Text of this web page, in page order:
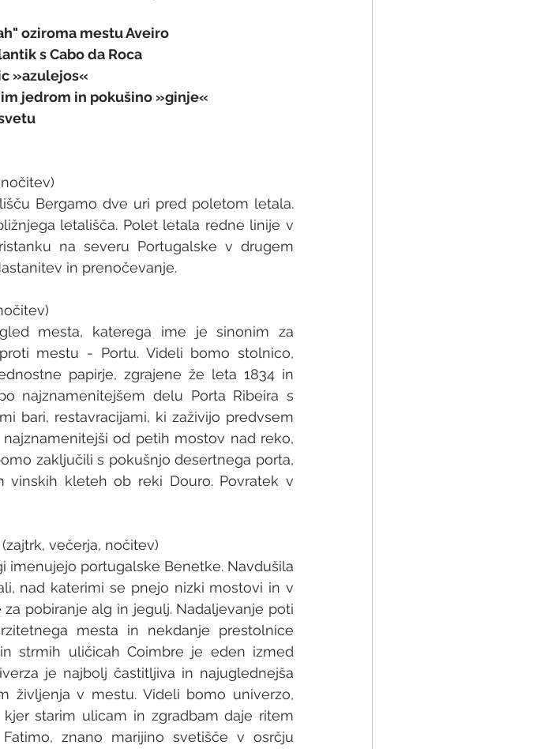
oziroma mestu Aveiro
s Cabo da Roca
»azulejos«
jedrom in pokušino »ginje«
Bergamo dve uri pred poletom letala.
letališča. Polet letala redne linije v
na severu Portugalske v drugem
in prenočevanje.
mesta, katerega ime je sinonim za
mestu - Portu. Videli bomo stolnico,
papirje, zgrajene že leta 1834 in
najznamenitejšem delu Porta Ribeira s
bari, restavracijami, ki zaživijo predvsem
od petih mostov nad reko,
zaključili s pokušnjo desertnega porta,
vinskih kleteh ob reki Douro. Povratek v
(zajtrk, večerja, nočitev)
imenujejo portugalske Benetke. Navdušila
nad katerimi se pnejo nizki mostovi in v
pobiranje alg in jegulj. Nadaljevanje poti
mesta in nekdanje prestolnice
strmih uličicah Coimbre je eden izmed
je najbolj častitljiva in najuglednejša
življenja v mestu. Videli bomo univerzo,
starim ulicam in zgradbam daje ritem
znano marijino svetišče v osrčju